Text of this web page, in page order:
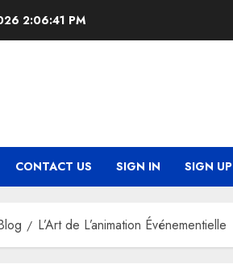
2:06:42 PM
CONTACT US SIGN IN SIGN UP
L’Art de L’animation Événementielle